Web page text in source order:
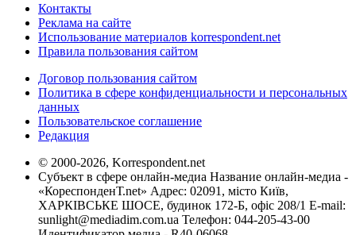
Контакты
Реклама на сайте
Использование материалов korrespondent.net
Правила пользования сайтом
Договор пользования сайтом
Политика в сфере конфиденциальности и персональных
данных
Пользовательское соглашение
Редакция
© 2000-2026, Korrespondent.net
Субъект в сфере онлайн-медиа Название онлайн-медиа -
«КореспонденТ.net» Адрес: 02091, місто Київ,
ХАРКІВСЬКЕ ШОСЕ, будинок 172-Б, офіс 208/1 E-mail:
sunlight@mediadim.com.ua Телефон: 044-205-43-00